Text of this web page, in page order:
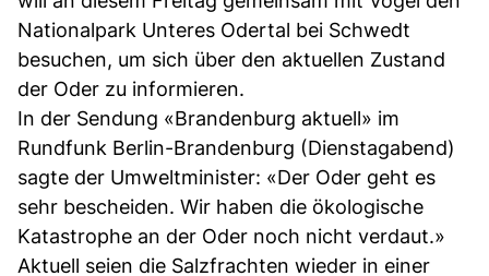
Nationalpark Unteres Odertal bei Schwedt
besuchen, um sich über den aktuellen Zustand
der Oder zu informieren.
In der Sendung «Brandenburg aktuell» im
Rundfunk Berlin-Brandenburg (Dienstagabend)
sagte der Umweltminister: «Der Oder geht es
sehr bescheiden. Wir haben die ökologische
Katastrophe an der Oder noch nicht verdaut.»
Aktuell seien die Salzfrachten wieder in einer